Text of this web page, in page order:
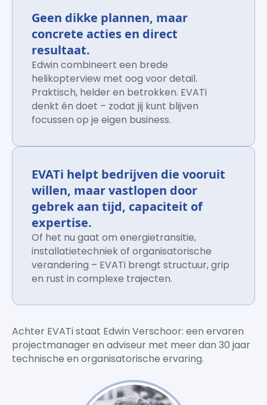
Achter EVATi staat Edwin Verschoor: een ervaren
projectmanager en adviseur met meer dan 30 jaar
technische en organisatorische ervaring.
EVATi helpt bedrijven die vooruit
willen, maar vastlopen door
gebrek aan tijd, capaciteit of
expertise.
Of het nu gaat om energietransitie,
installatietechniek of organisatorische
verandering – EVATi brengt structuur, grip
en rust in complexe trajecten.
Geen dikke plannen, maar
concrete acties en direct
resultaat.
Edwin combineert een brede
helikopterview met oog voor detail.
Praktisch, helder en betrokken. EVATi
denkt én doet – zodat jij kunt blijven
focussen op je eigen business.